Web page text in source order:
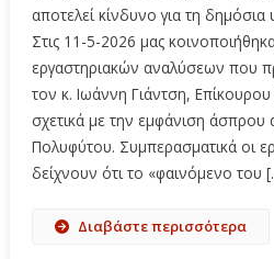
αποτελεί κίνδυνο για τη
Στις 11-5-2026 μας
εργαστηριακών αναλύσεων που
τον κ. Ιωάννη Γιάντση,
σχετικά με την εμφάνιση άσπρου
Πολυφύτου. Συμπερασματικά οι
δείχνουν ότι το «φαινόμενο του
Διαβάστε περισσότερα